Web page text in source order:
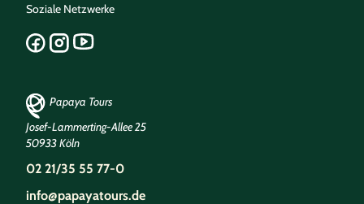
Soziale Netzwerke
Papaya Tours
Josef-Lammerting-Allee 25
50933 Köln
02 21/35 55 77-0
info@papayatours.de